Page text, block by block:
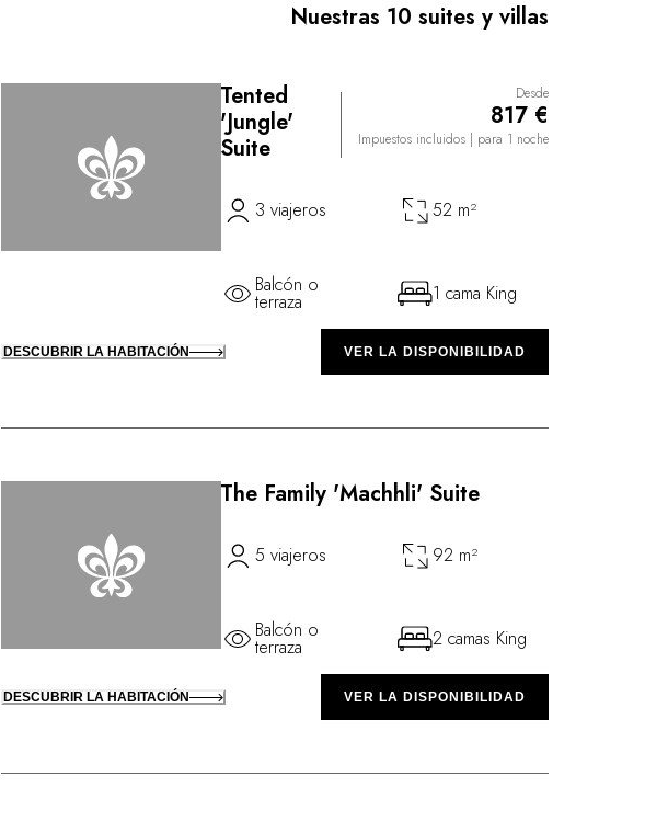
expediciones, relájese en la piscina a la sombra de los nimbos de la
productos de la tierra, se convertirá, sin duda, en uno de sus mejores
Nuestras 10 suites y villas
Tented
'Jungle'
Suite
Desde
817 €
Impuestos incluidos | para 1 noche
3 viajeros 52 m²
Balcón o
terraza 1 cama King
DESCUBRIR LA HABITACIÓN VER LA DISPONIBILIDAD
The Family 'Machhli' Suite
5 viajeros 92 m²
Balcón o
terraza 2 camas King
DESCUBRIR LA HABITACIÓN VER LA DISPONIBILIDAD